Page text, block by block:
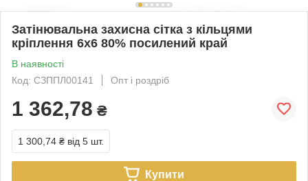
Затінювальна захисна сітка з кільцями
кріплення 6х6 80% посилений край
В наявності
Код: СЗППЛ00141
Опт і роздріб
1 362,78 ₴
1 300,74 ₴ від 5 шт.
Купити